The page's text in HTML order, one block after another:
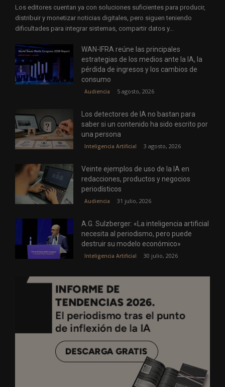
Los editores cuentan ya con soluciones suficientes para producir,
distribuir y monetizar noticias digitales, pero siguen teniendo
dificultades para integrar sistemas, compartir datos y...
WAN-IFRA reúne las principales
estrategias de los medios ante la IA, la
pérdida de ingresos y los cambios de
consumo
Audiencia 5 agosto, 2026
Los detectores de IA no bastan para
saber si un contenido ha sido escrito por
una persona
Inteligencia Artificial 3 agosto, 2026
Veinte ejemplos de uso de la IA en
redacciones, productos y negocios
periodísticos
Audiencia 31 julio, 2026
A.G. Sulzberger: «La inteligencia artificial
necesita al periodismo, pero puede
destruir su modelo económico»
Inteligencia Artificial 30 julio, 2026